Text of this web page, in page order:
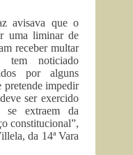
avisava que o
uma liminar de
receber multar
noticiado
por alguns
pretende impedir
ser exercido
se extraem da
constitucional”,
da 14ª Vara